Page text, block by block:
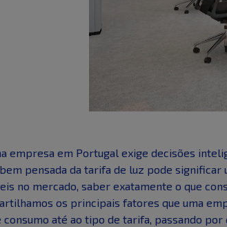
empresa em Portugal exige decisões
pensada da tarifa de luz pode significar
no mercado, saber exatamente o que
os principais fatores que uma
até ao tipo de tarifa, passando